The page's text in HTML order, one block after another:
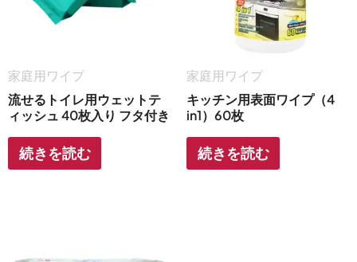
家庭用ワイプ
流せるトイレ用ウェットテ
ィッシュ 40枚入り フタ付き
続きを読む
家庭用ワイプ
キッチン用表面ワイプ（4
in1）60枚
続きを読む